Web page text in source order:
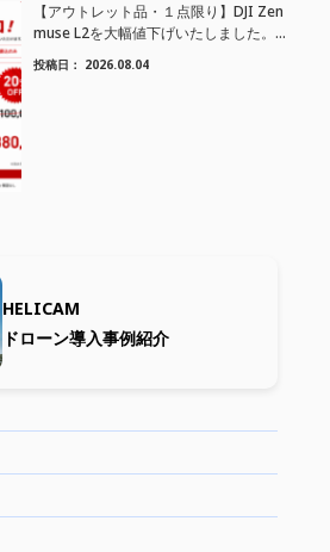
【アウトレット品・１点限り】DJI Zen
muse L2を大幅値下げいたしました。｜
HELICAM STORE
投稿日： 2026.08.04
HELICAM
ドローン導入事例紹介